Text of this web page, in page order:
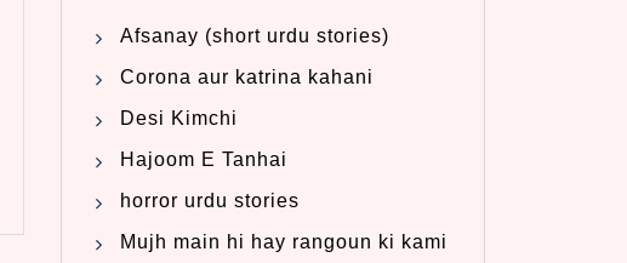
Afsanay (short urdu stories)
Corona aur katrina kahani
Desi Kimchi
Hajoom E Tanhai
horror urdu stories
Mujh main hi hay rangoun ki kami